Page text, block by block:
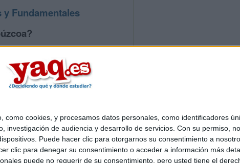
cookies, y procesamos datos personales, como identificadores
investigación de audiencia y desarrollo de servicios. Con su permiso,
Puede hacer clic para otorgarnos su consentimiento a
clic para denegar su consentimiento o acceder a información más
puede no requerir de su consentimiento, pero usted tiene el
y Fundamentales
somos|Contactar|Anúnciate
|Condiciones generales|Política de cookies
- Diego de León 47 - 28006 Madrid [ESPAÑA] - Tel. +34 91 593 2767